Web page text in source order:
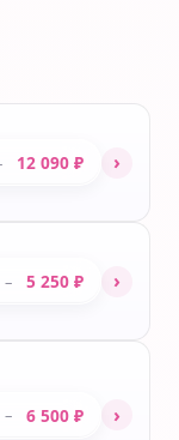
12 090 ₽ ›
– 5 250 ₽ ›
– 6 500 ₽ ›